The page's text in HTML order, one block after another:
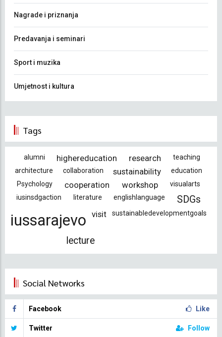
Nagrade i priznanja
Predavanja i seminari
Sport i muzika
Umjetnost i kultura
Tags
alumni highereducation research
teaching
architecture
collaboration sustainability
education
Psychology
cooperation workshop
visualarts
iusinsdgaction
literature englishlanguage SDGs
iussarajevo visit sustainabledevelopmentgoals
lecture
Social Networks
Facebook Like
Twitter Follow